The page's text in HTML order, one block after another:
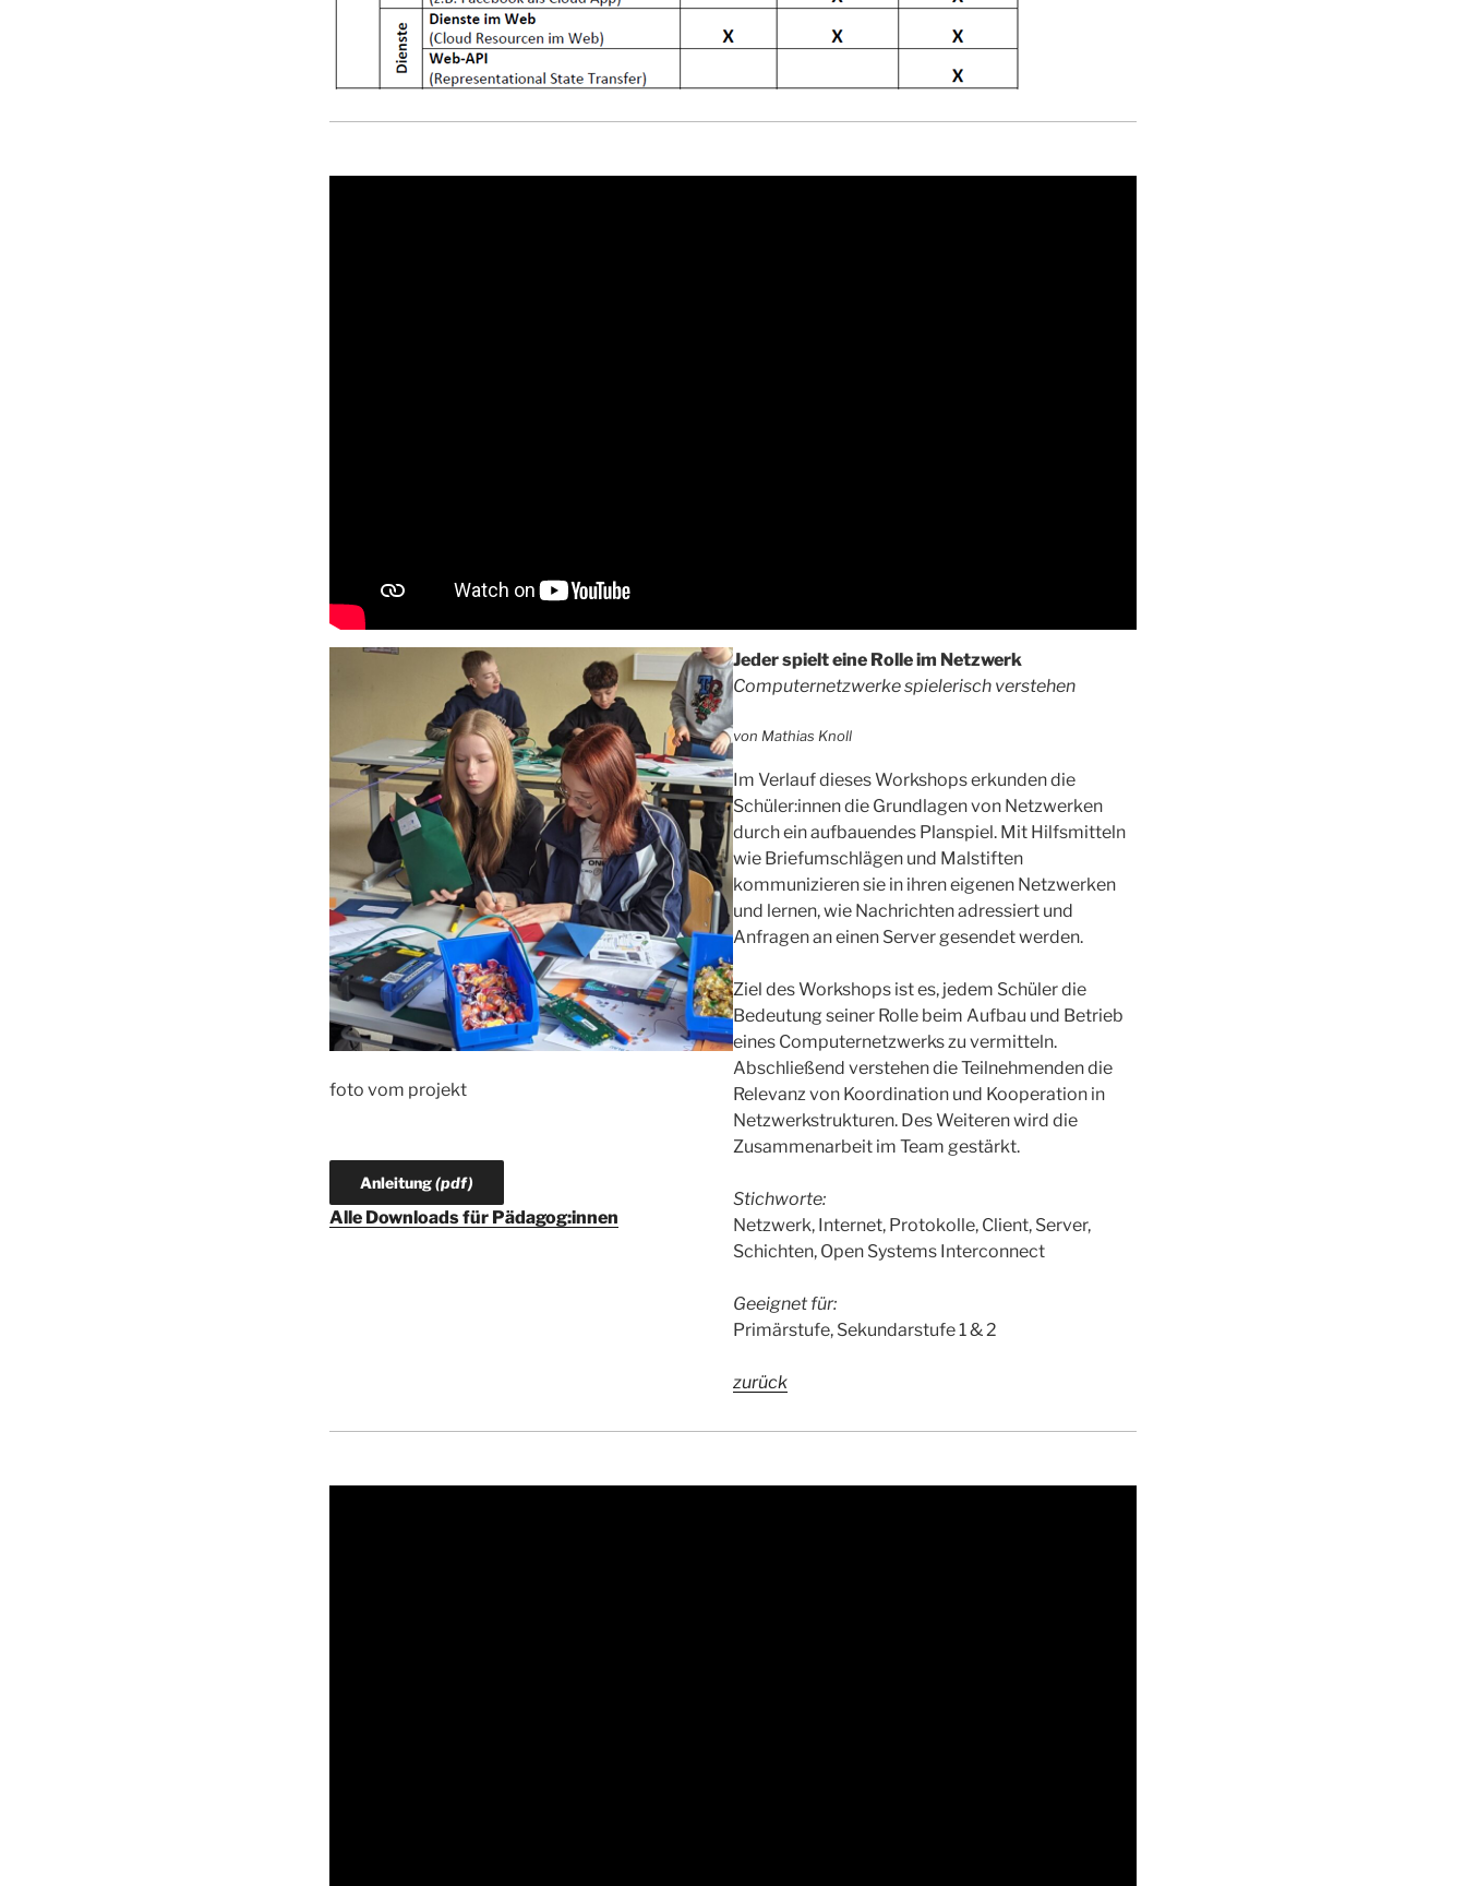
foto vom projekt
Anleitung(pdf)
Alle Downloads für Pädagog:innen
Jeder spielt eine Rolle im Netzwerk
Computernetzwerke spielerisch verstehen
von Mathias Knoll
Im Verlauf dieses Workshops erkunden die
Schüler:innen die Grundlagen von Netzwerken
durch ein aufbauendes Planspiel. Mit Hilfsmitteln
wie Briefumschlägen und Malstiften
kommunizieren sie in ihren eigenen Netzwerken
und lernen, wie Nachrichten adressiert und
Anfragen an einen Server gesendet werden.
Ziel des Workshops ist es, jedem Schüler die
Bedeutung seiner Rolle beim Aufbau und Betrieb
eines Computernetzwerks zu vermitteln.
Abschließend verstehen die Teilnehmenden die
Relevanz von Koordination und Kooperation in
Netzwerkstrukturen. Des Weiteren wird die
Zusammenarbeit im Team gestärkt.
Stichworte:
Netzwerk, Internet, Protokolle, Client, Server,
Schichten, Open Systems Interconnect
Geeignet für:
Primärstufe, Sekundarstufe 1 & 2
zurück